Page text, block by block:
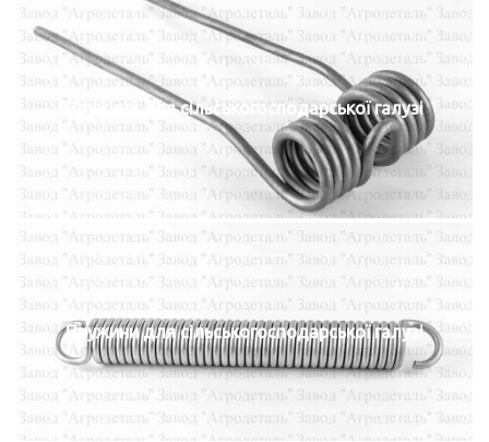
Пружини для сільськогосподарської галузі
Пружини для сільськогосподарської галузі